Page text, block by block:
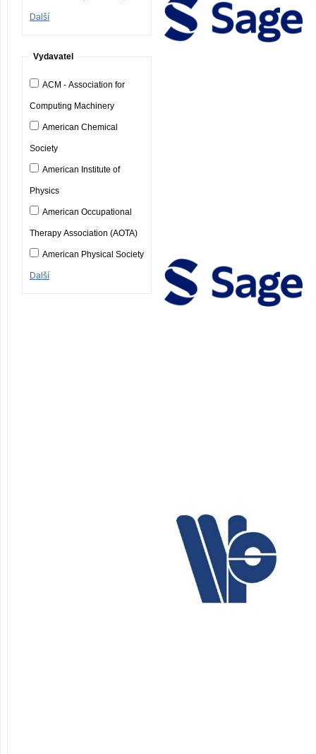
Další
Vydavatel
ACM - Association for
Computing Machinery
American Chemical
Society
American Institute of
Physics
American Occupational
Therapy Association (AOTA)
American Physical Society
Další